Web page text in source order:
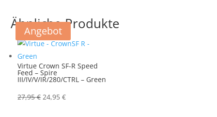
Ähnliche Produkte
Angebot
Virtue Crown SF-R Speed
Feed – Spire
III/IV/V/IR/280/CTRL – Green
27,95€ Ursprünglicher
24,95€Aktueller